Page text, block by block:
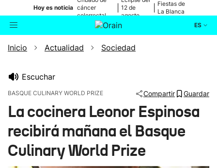
Hoy es noticia cáncer
colorrectal
12 de
agosto
Fiestas de
La Blanca
ES
Buscador Actualidad
Ikusmiran
Eguraldia
Inicio Actualidad Sociedad
Escuchar
BASQUE CULINARY WORLD PRIZE Compartir Guardar
La cocinera Leonor Espinosa
recibirá mañana el Basque
Culinary World Prize